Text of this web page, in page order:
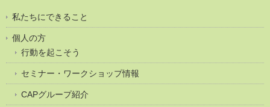
私たちにできること
個人の方
行動を起こそう
セミナー・ワークショップ情報
CAPグループ紹介